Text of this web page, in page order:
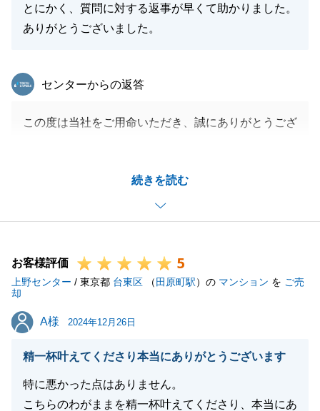
とにかく、質問に対する返事が早くて助かりました。
ありがとうございました。
続きを読む
東急リバブル
センターからの返答
この度は当社をご用命いただき、誠にありがとうござ
ト、大変嬉しく思います。
D様は非常にご多用のお仕事をされていたため、中々
お時間も取りづらかったと思いますが、諸々のご協力
また何か不動産のお困りごとがございましたら、ぜひ
ご用命くださいませ。
ど、どうぞよろしくお願い申し上げます。
閉じる
お客様評価 5
上野センター / 東京都 台東区 （ 田原町駅）の マンション を ご売
却
A様
A様 2024年12月26日
精一杯叶えてくださり本当にありがとうございます
特に悪かった点はありません。
こちらのわがままを精一杯叶えてくださり、本当にあ